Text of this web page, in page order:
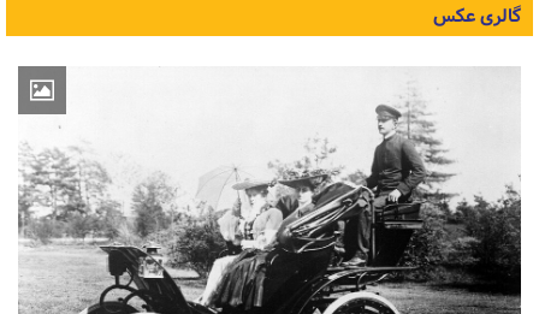
گالری عکس